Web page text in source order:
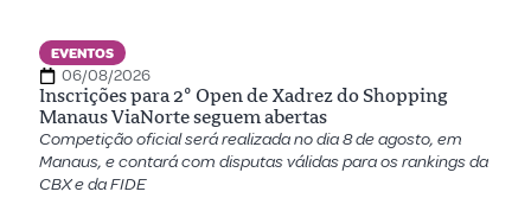
EVENTOS
06/08/2026
Inscrições para 2º Open de Xadrez do Shopping
Manaus ViaNorte seguem abertas
Competição oficial será realizada no dia 8 de agosto, em
Manaus, e contará com disputas válidas para os rankings da
CBX e da FIDE